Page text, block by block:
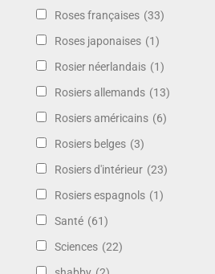
Roses françaises (33)
Roses japonaises (1)
Rosier néerlandais (1)
Rosiers allemands (13)
Rosiers américains (6)
Rosiers belges (3)
Rosiers d'intérieur (23)
Rosiers espagnols (1)
Santé (61)
Sciences (22)